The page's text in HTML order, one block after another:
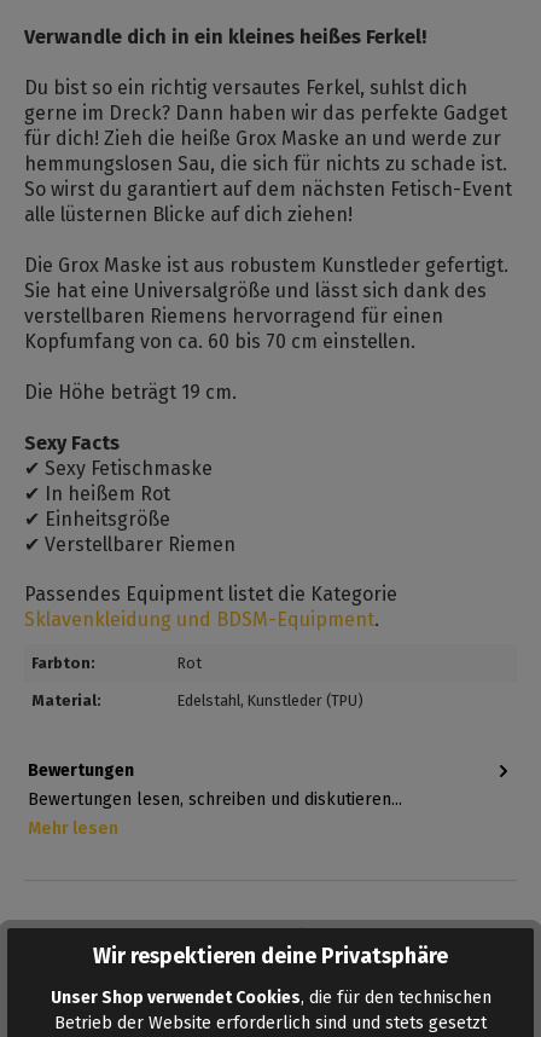
Verwandle dich in ein kleines heißes Ferkel!
Du bist so ein richtig versautes Ferkel, suhlst dich
gerne im Dreck? Dann haben wir das perfekte Gadget
für dich! Zieh die heiße Grox Maske an und werde zur
hemmungslosen Sau, die sich für nichts zu schade ist.
So wirst du garantiert auf dem nächsten Fetisch-Event
alle lüsternen Blicke auf dich ziehen!
Die Grox Maske ist aus robustem Kunstleder gefertigt.
Sie hat eine Universalgröße und lässt sich dank des
verstellbaren Riemens hervorragend für einen
Kopfumfang von ca. 60 bis 70 cm einstellen.
Die Höhe beträgt 19 cm.
Sexy Facts
✔ Sexy Fetischmaske
✔ In heißem Rot
✔ Einheitsgröße
✔ Verstellbarer Riemen
Passendes Equipment listet die Kategorie
Sklavenkleidung und BDSM-Equipment.
Farbton: Rot
Material: Edelstahl, Kunstleder (TPU)
Bewertungen
Bewertungen lesen, schreiben und diskutieren...
Mehr lesen
Wir respektieren deine Privatsphäre
Unser Shop verwendet Cookies, die für den technischen
Betrieb der Website erforderlich sind und stets gesetzt